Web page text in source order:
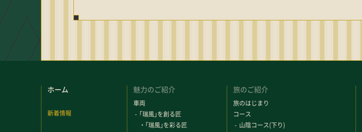
ホーム
新着情報
魅力のご紹介
車両
「瑞風」を創る匠
・「瑞風」を彩る匠
旅のご紹介
旅のはじまり
コース
山陰コース(下り)